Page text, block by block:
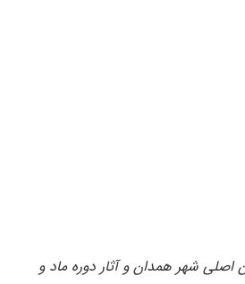
اصلی شهر همدان و آثار دوره ماد و